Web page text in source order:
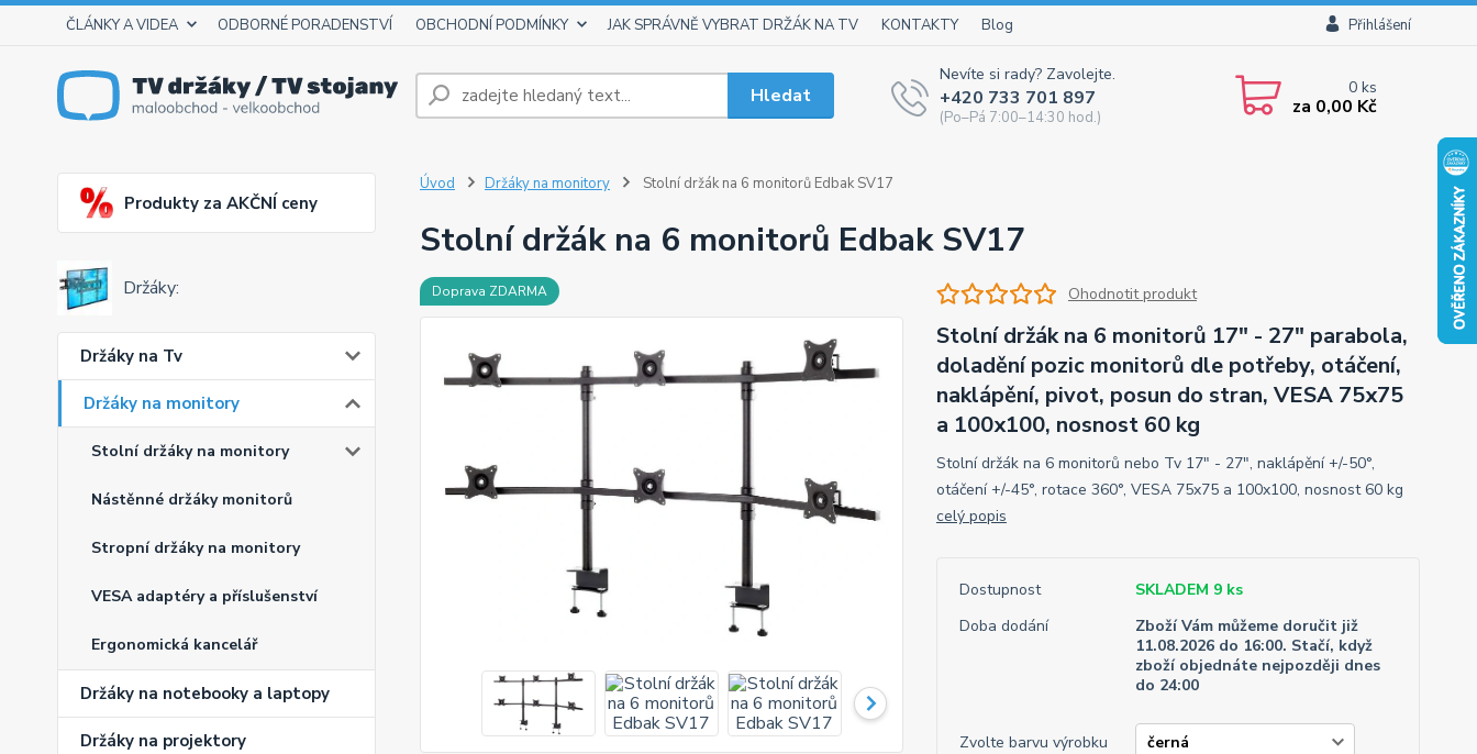
ČLÁNKY A VIDEA ODBORNÉ PORADENSTVÍ OBCHODNÍ PODMÍNKY JAK SPRÁVNĚ VYBRAT DRŽÁK NA TV KONTAKTY Blog Přihlášení
Hledat
Nevíte si rady? Zavolejte.
+420 733 701 897
(Po–Pá 7:00–14:30 hod.)
0ks
za 0,00 Kč
Produkty za AKČNÍ ceny
Držáky:
Držáky na Tv
Držáky na monitory
Stolní držáky na monitory
Nástěnné držáky monitorů
Stropní držáky na monitory
VESA adaptéry a příslušenství
Ergonomická kancelář
Držáky na notebooky a laptopy
Držáky na projektory
Úvod Držáky na monitory Stolní držák na 6 monitorů Edbak SV17
Stolní držák na 6 monitorů Edbak SV17
Doprava ZDARMA Ohodnotit produkt
Stolní držák na 6 monitorů 17" - 27" parabola,
doladění pozic monitorů dle potřeby, otáčení,
naklápění, pivot, posun do stran, VESA 75x75
a 100x100, nosnost 60 kg
Stolní držák na 6 monitorů nebo Tv 17" - 27", naklápění +/-50°,
otáčení +/-45°, rotace 360°, VESA 75x75 a 100x100, nosnost 60 kg
celý popis
Dostupnost
SKLADEM 9 ks
Doba dodání
Zboží Vám můžeme doručit již
11.08.2026 do 16:00. Stačí, když
zboží objednáte nejpozději dnes
do 24:00
Zvolte barvu výrobku